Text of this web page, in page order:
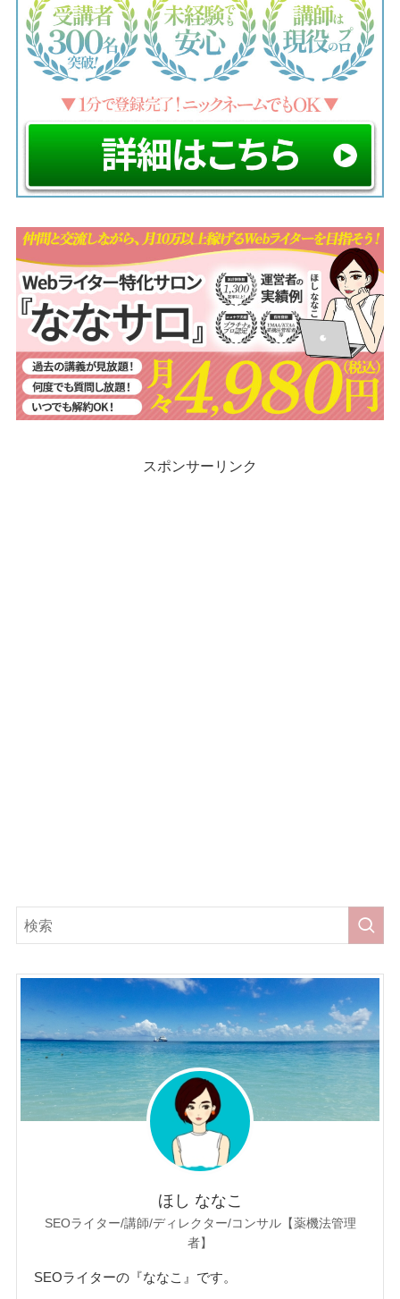
スポンサーリンク
ほし ななこ
SEOライター/講師/ディレクター/コンサル【薬機法管理
者】
SEOライターの『ななこ』です。